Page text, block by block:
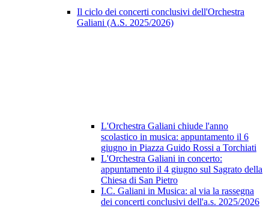
Il ciclo dei concerti conclusivi dell'Orchestra
Galiani (A.S. 2025/2026)
L'Orchestra Galiani chiude l'anno
scolastico in musica: appuntamento il 6
giugno in Piazza Guido Rossi a Torchiati
L'Orchestra Galiani in concerto:
appuntamento il 4 giugno sul Sagrato della
Chiesa di San Pietro
I.C. Galiani in Musica: al via la rassegna
dei concerti conclusivi dell'a.s. 2025/2026